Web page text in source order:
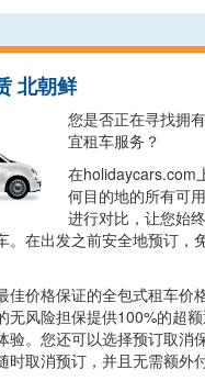
北朝鲜
您是否正在寻找拥
宜租车服务？
在holidaycars.com
何目的地的所有可
进行对比，让您始
。在出发之前安全地预订，
佳价格保证的全包式租车价
无风险担保提供100%的超
验。您还可以选择预订取消
时取消预订，并且无需额外付